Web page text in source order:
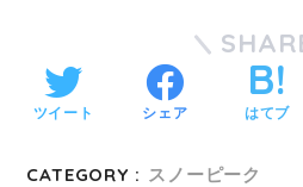
ツイート シェア はてブ
CATEGORY : スノーピーク